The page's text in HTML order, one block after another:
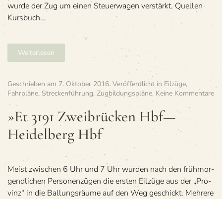
wurde der Zug um einen Steu­er­wa­gen verstärkt. Quel­len
Kurs­buch...
Weiterlesen
Geschrieben am 7. Oktober 2016. Veröffentlicht in Eilzüge,
Fahrpläne, Streckenführung, Zugbildungspläne. Keine Kommentarezu
—
»Et 3191 Zwei­brü­cken Hbf—
Heidelberg Hbf
Meist zwi­schen 6 Uhr und 7 Uhr wur­den nach den früh­mor­
gend­li­chen Per­so­nen­zü­gen die ers­ten Eil­züge aus der „Pro­
vinz“ in die Bal­lungs­räume auf den Weg geschickt. Meh­rere